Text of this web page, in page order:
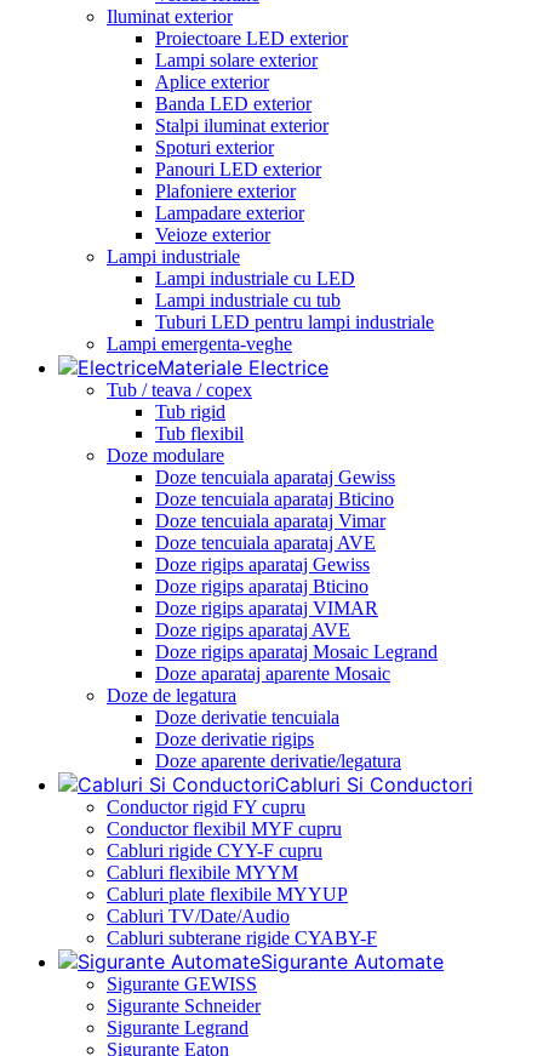
Iluminat exterior
Proiectoare LED exterior
Lampi solare exterior
Aplice exterior
Banda LED exterior
Stalpi iluminat exterior
Spoturi exterior
Panouri LED exterior
Plafoniere exterior
Lampadare exterior
Veioze exterior
Lampi industriale
Lampi industriale cu LED
Lampi industriale cu tub
Tuburi LED pentru lampi industriale
Lampi emergenta-veghe
Materiale Electrice
Tub / teava / copex
Tub rigid
Tub flexibil
Doze modulare
Doze tencuiala aparataj Gewiss
Doze tencuiala aparataj Bticino
Doze tencuiala aparataj Vimar
Doze tencuiala aparataj AVE
Doze rigips aparataj Gewiss
Doze rigips aparataj Bticino
Doze rigips aparataj VIMAR
Doze rigips aparataj AVE
Doze rigips aparataj Mosaic Legrand
Doze aparataj aparente Mosaic
Doze de legatura
Doze derivatie tencuiala
Doze derivatie rigips
Doze aparente derivatie/legatura
Cabluri Si Conductori
Conductor rigid FY cupru
Conductor flexibil MYF cupru
Cabluri rigide CYY-F cupru
Cabluri flexibile MYYM
Cabluri plate flexibile MYYUP
Cabluri TV/Date/Audio
Cabluri subterane rigide CYABY-F
Sigurante Automate
Sigurante GEWISS
Sigurante Schneider
Sigurante Legrand
Sigurante Eaton